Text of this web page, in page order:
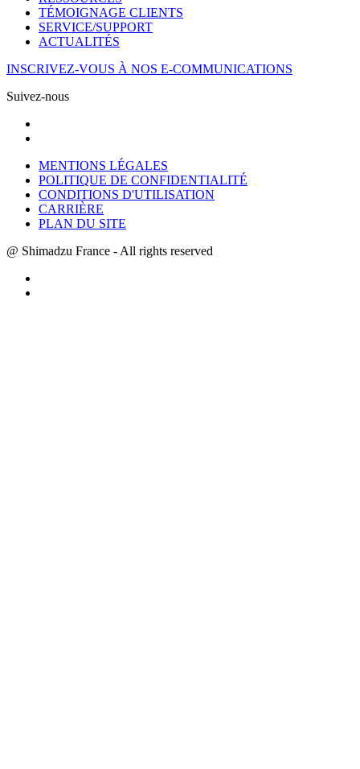
TÉMOIGNAGE CLIENTS
SERVICE/SUPPORT
ACTUALITÉS
INSCRIVEZ-VOUS À NOS E-COMMUNICATIONS
Suivez-nous
MENTIONS LÉGALES
POLITIQUE DE CONFIDENTIALITÉ
CONDITIONS D'UTILISATION
CARRIÈRE
PLAN DU SITE
@ Shimadzu France - All rights reserved